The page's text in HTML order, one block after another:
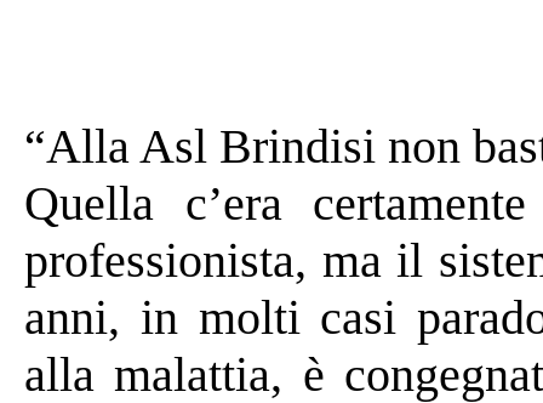
“Alla Asl Brindisi non
Quella c’era
professionista, ma il
anni, in molti casi
alla malattia, è